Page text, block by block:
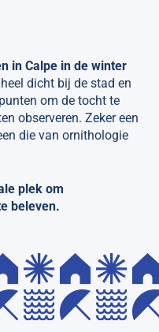
in Calpe in de winter
dicht bij de stad en
om de tocht te
observeren. Zeker een
die van ornithologie
plek om
beleven.